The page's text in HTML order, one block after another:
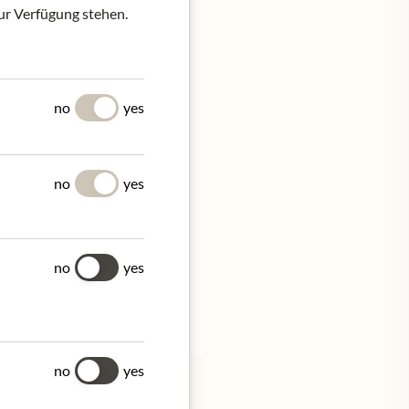
a carafe with 600 ml
Verfügung stehen.
no yes
no
yes
no yes
no
yes